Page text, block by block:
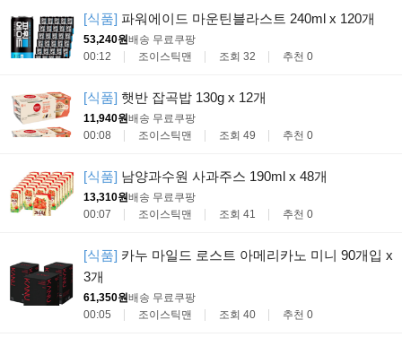
[식품] 파워에이드 마운틴블라스트 240ml x 120개
53,240원배송 무료쿠팡
00:12
조이스틱맨 조회 32 추천 0
[식품] 햇반 잡곡밥 130g x 12개
11,940원배송 무료쿠팡
00:08
조이스틱맨 조회 49 추천 0
[식품] 남양과수원 사과주스 190ml x 48개
13,310원배송 무료쿠팡
00:07
조이스틱맨 조회 41 추천 0
[식품] 카누 마일드 로스트 아메리카노 미니 90개입 x
3개
61,350원배송 무료쿠팡
00:05
조이스틱맨 조회 40 추천 0